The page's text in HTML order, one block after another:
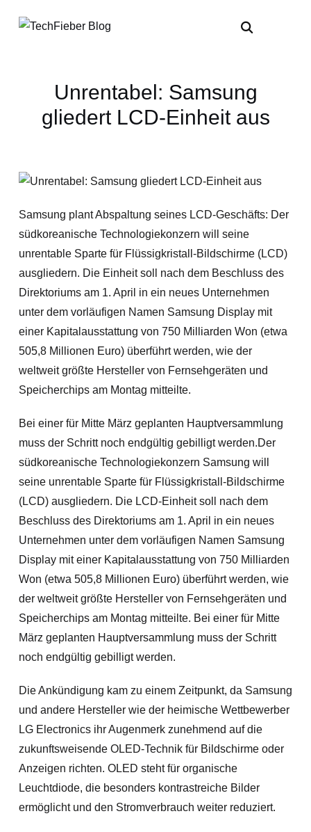
Unrentabel: Samsung
gliedert LCD-Einheit aus
Samsung plant Abspaltung seines LCD-Geschäfts: Der
südkoreanische Technologiekonzern will seine
unrentable Sparte für Flüssigkristall-Bildschirme (LCD)
ausgliedern. Die Einheit soll nach dem Beschluss des
Direktoriums am 1. April in ein neues Unternehmen
unter dem vorläufigen Namen Samsung Display mit
einer Kapitalausstattung von 750 Milliarden Won (etwa
505,8 Millionen Euro) überführt werden, wie der
weltweit größte Hersteller von Fernsehgeräten und
Speicherchips am Montag mitteilte.
Bei einer für Mitte März geplanten Hauptversammlung
muss der Schritt noch endgültig gebilligt werden.Der
südkoreanische Technologiekonzern Samsung will
seine unrentable Sparte für Flüssigkristall-Bildschirme
(LCD) ausgliedern. Die LCD-Einheit soll nach dem
Beschluss des Direktoriums am 1. April in ein neues
Unternehmen unter dem vorläufigen Namen Samsung
Display mit einer Kapitalausstattung von 750 Milliarden
Won (etwa 505,8 Millionen Euro) überführt werden, wie
der weltweit größte Hersteller von Fernsehgeräten und
Speicherchips am Montag mitteilte. Bei einer für Mitte
März geplanten Hauptversammlung muss der Schritt
noch endgültig gebilligt werden.
Die Ankündigung kam zu einem Zeitpunkt, da Samsung
und andere Hersteller wie der heimische Wettbewerber
LG Electronics ihr Augenmerk zunehmend auf die
zukunftsweisende OLED-Technik für Bildschirme oder
Anzeigen richten. OLED steht für organische
Leuchtdiode, die besonders kontrastreiche Bilder
ermöglicht und den Stromverbrauch weiter reduziert.